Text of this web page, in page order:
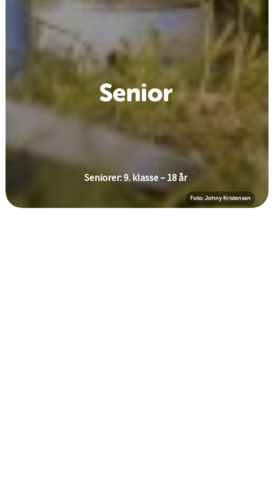
Senior
Seniorer: 9. klasse – 18 år
Foto: Johny Kristensen